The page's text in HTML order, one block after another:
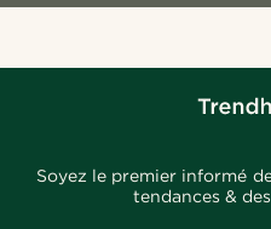
Soyez le premier informé
tendances &